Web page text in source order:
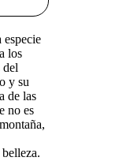
especie
los
del
y su
de las
no es